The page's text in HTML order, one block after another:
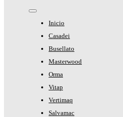
Toggle
Navigation
Inicio
Casadei
Busellato
Masterwood
Orma
Vitap
Vertimaq
Salvamac